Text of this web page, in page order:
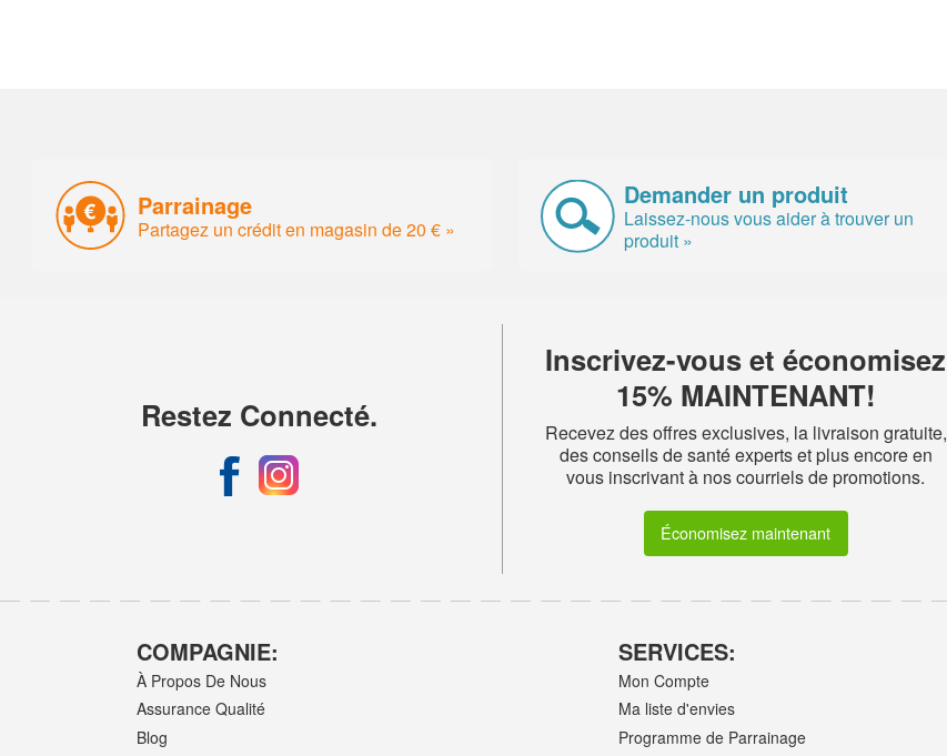
Parrainage
Partagez un crédit en magasin de 20 € »
Demander un produit
Laissez-nous vous aider à trouver un
produit »
Restez Connecté.
Inscrivez-vous et économisez
15% MAINTENANT!
Recevez des offres exclusives, la livraison gratuite,
des conseils de santé experts et plus encore en
vous inscrivant à nos courriels de promotions.
Économisez maintenant
COMPAGNIE:
À Propos De Nous
Assurance Qualité
Blog
SERVICES:
Mon Compte
Ma liste d'envies
Programme de Parrainage